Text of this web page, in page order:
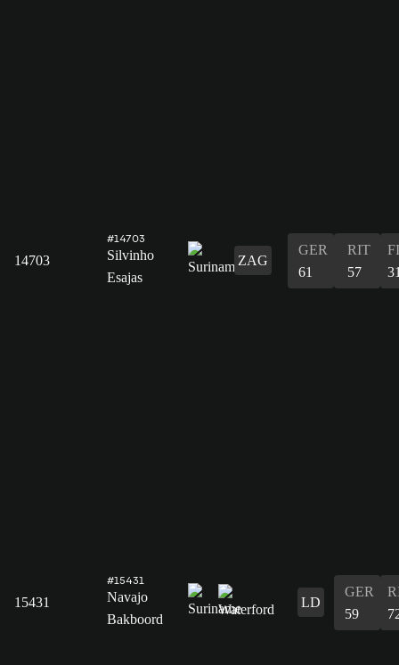
14703
#14703
Silvinho
Esajas
ZAG
GER
61
RIT
57
15431
#15431
Navajo
Bakboord
LD
GER
59